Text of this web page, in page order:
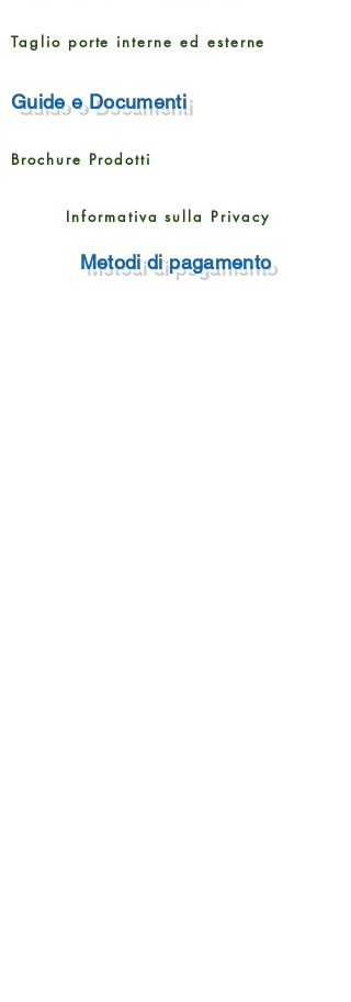
Taglio porte interne ed esterne
Guide e Documenti
Brochure Prodotti
Informativa sulla Privacy
Metodi di pagamento